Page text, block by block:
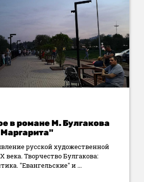
в романе М. Булгакова
русской художественной
века. Творчество Булгакова:
"Евангельские" и ...